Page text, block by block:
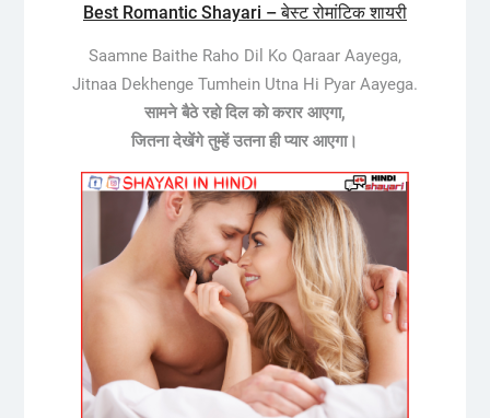
Best Romantic Shayari – बेस्ट रोमांटिक शायरी
Saamne Baithe Raho Dil Ko Qaraar Aayega,
Jitnaa Dekhenge Tumhein Utna Hi Pyar Aayega.
सामने बैठे रहो दिल को करार आएगा,
जितना देखेंगे तुम्हें उतना ही प्यार आएगा।